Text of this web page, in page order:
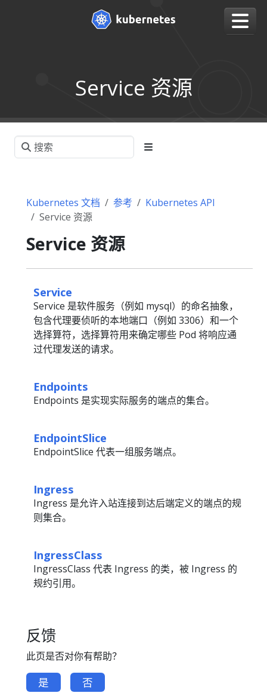
Service 资源
Kubernetes 文档 参考
Kubernetes API
Service 资源
Service 资源
Service
Service 是软件服务（例如 mysql）的命名抽象，
包含代理要侦听的本地端口（例如 3306）和一个
选择算符，选择算符用来确定哪些 Pod 将响应通
过代理发送的请求。
Endpoints
Endpoints 是实现实际服务的端点的集合。
EndpointSlice
EndpointSlice 代表一组服务端点。
Ingress
Ingress 是允许入站连接到达后端定义的端点的规
则集合。
IngressClass
IngressClass 代表 Ingress 的类，被 Ingress 的
规约引用。
反馈
此页是否对你有帮助？
是 否